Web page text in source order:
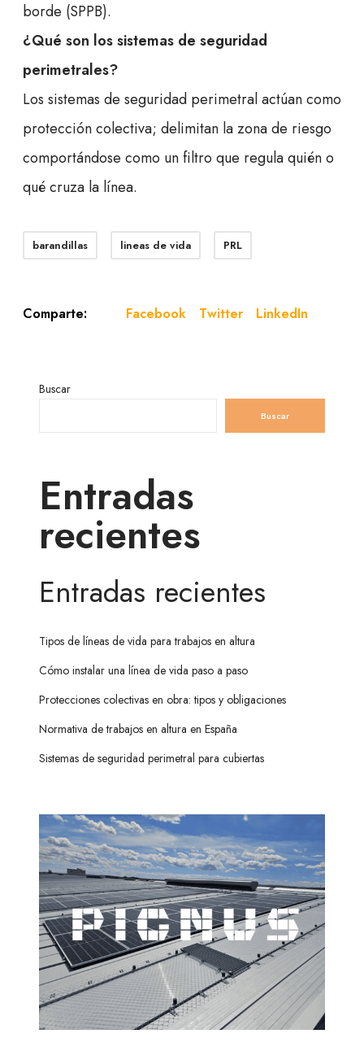
borde (SPPB).
¿Qué son los sistemas de seguridad
perimetrales?
Los sistemas de seguridad perimetral actúan como
protección colectiva; delimitan la zona de riesgo
comportándose como un filtro que regula quién o
qué cruza la línea.
barandillas lineas de vida PRL
Comparte: Facebook Twitter LinkedIn
Buscar
Buscar
Entradas
recientes
Entradas recientes
Tipos de líneas de vida para trabajos en altura
Cómo instalar una línea de vida paso a paso
Protecciones colectivas en obra: tipos y obligaciones
Normativa de trabajos en altura en España
Sistemas de seguridad perimetral para cubiertas